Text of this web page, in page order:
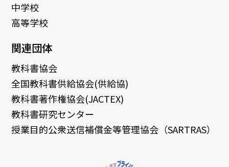
中学校
高等学校
関連団体
教科書協会
全国教科書供給協会(供給協)
教科書著作権協会(JACTEX)
教科書研究センター
授業目的公衆送信補償金等管理協会（SARTRAS）